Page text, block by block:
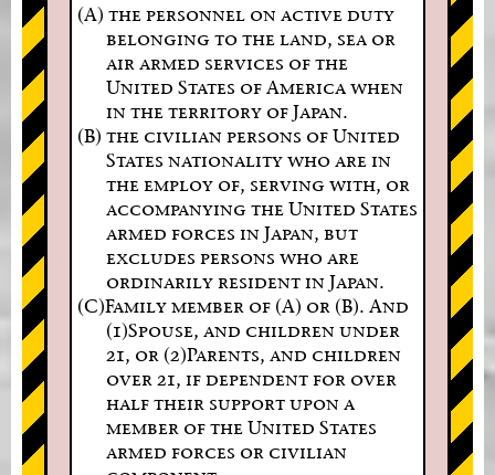
(A) the personnel on active duty
belonging to the land, sea or
air armed services of the
United States of America when
in the territory of Japan.
(B) the civilian persons of United
States nationality who are in
the employ of, serving with, or
accompanying the United States
armed forces in Japan, but
excludes persons who are
ordinarily resident in Japan.
(C)Family member of (A) or (B). And
(1)Spouse, and children under
21, or (2)Parents, and children
over 21, if dependent for over
half their support upon a
member of the United States
armed forces or civilian